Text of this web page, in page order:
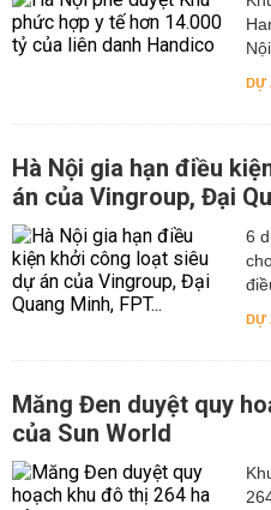
DỰ
Hà Nội gia hạn điều
án của Vingroup, Đại
6
DỰ
Măng Đen duyệt quy
của Sun World